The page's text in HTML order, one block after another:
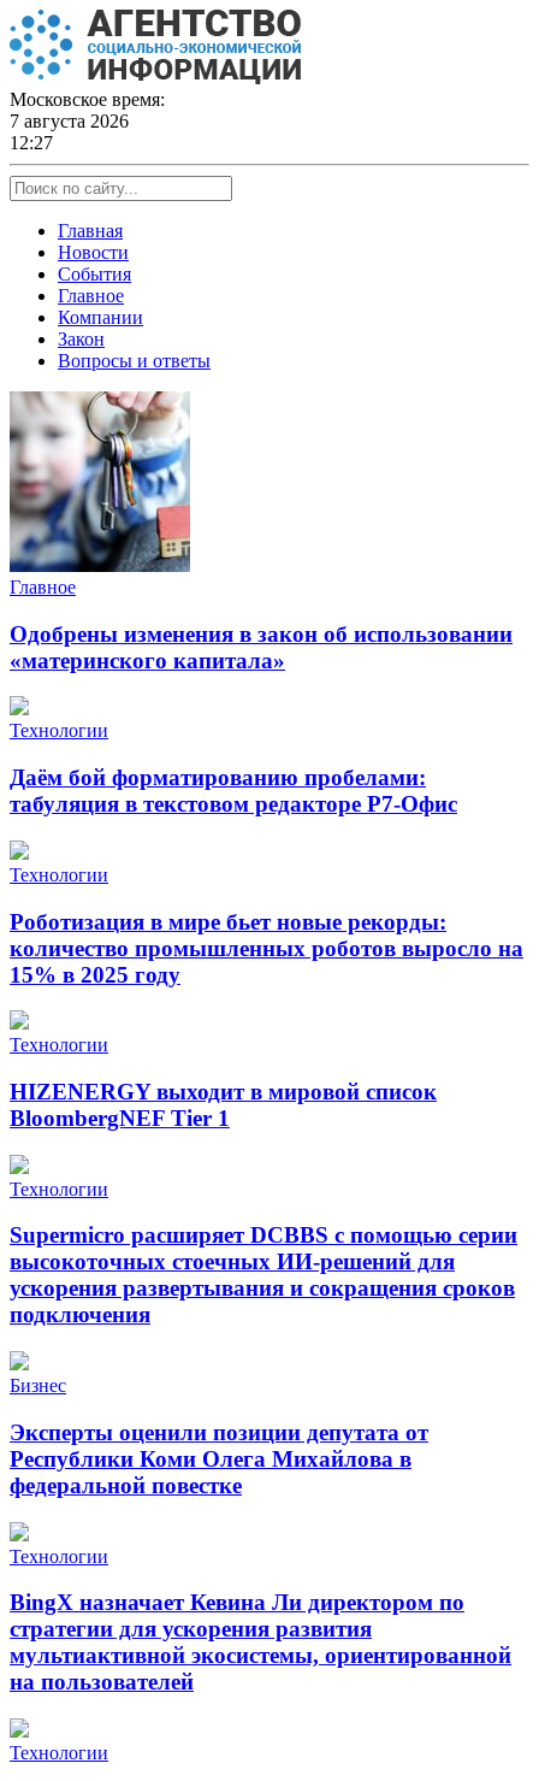
Skip
to
content
Московское время:
7 августа 2026
12:27
Главная
Новости
События
Главное
Компании
Закон
Вопросы и ответы
Главное
Одобрены изменения в закон об использовании
«материнского капитала»
Технологии
Даём бой форматированию пробелами:
табуляция в текстовом редакторе Р7-Офис
Технологии
Роботизация в мире бьет новые рекорды:
количество промышленных роботов выросло на
15% в 2025 году
Технологии
HIZENERGY выходит в мировой список
BloombergNEF Tier 1
Технологии
Supermicro расширяет DCBBS с помощью серии
высокоточных стоечных ИИ-решений для
ускорения развертывания и сокращения сроков
подключения
Бизнес
Эксперты оценили позиции депутата от
Республики Коми Олега Михайлова в
федеральной повестке
Технологии
BingX назначает Кевина Ли директором по
стратегии для ускорения развития
мультиактивной экосистемы, ориентированной
на пользователей
Технологии